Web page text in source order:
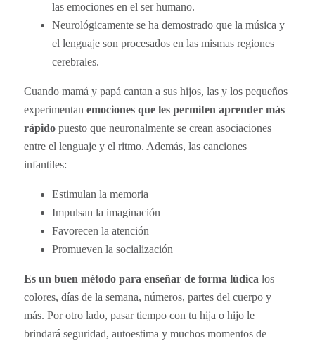
las emociones en el ser humano.
Neurológicamente se ha demostrado que la música y
el lenguaje son procesados en las mismas regiones
cerebrales.
Cuando mamá y papá cantan a sus hijos, las y los pequeños
experimentan emociones que les permiten aprender más
rápidopuesto que neuronalmente se crean asociaciones
entre el lenguaje y el ritmo. Además, las canciones
infantiles:
Estimulan la memoria
Impulsan la imaginación
Favorecen la atención
Promueven la socialización
Es un buen método para enseñar de forma lúdica los
colores, días de la semana, números, partes del cuerpo y
más. Por otro lado, pasar tiempo con tu hija o hijo le
brindará seguridad, autoestima y muchos momentos de